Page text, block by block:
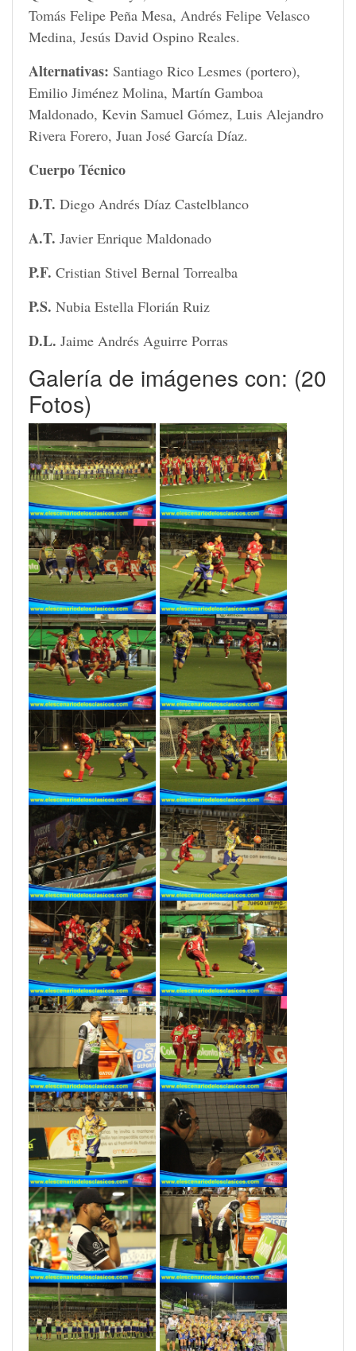
Tomás Felipe Peña Mesa, Andrés Felipe Velasco
Medina, Jesús David Ospino Reales.
Alternativas: Santiago Rico Lesmes (portero),
Emilio Jiménez Molina, Martín Gamboa
Maldonado, Kevin Samuel Gómez, Luis Alejandro
Rivera Forero, Juan José García Díaz.
Cuerpo Técnico
D.T. Diego Andrés Díaz Castelblanco
A.T. Javier Enrique Maldonado
P.F. Cristian Stivel Bernal Torrealba
P.S. Nubia Estella Florián Ruiz
D.L. Jaime Andrés Aguirre Porras
Galería de imágenes con: (20
Fotos)